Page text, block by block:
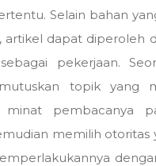
Selain bahan
artikel dapat diperoleh
pekerjaan.
topik yang
minat pembacanya
memilih otoritas